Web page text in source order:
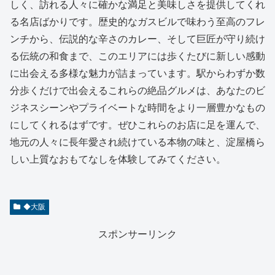
しく、訪れる人々に確かな満足と美味しさを提供してくれ
る名店ばかりです。歴史的なガスビルで味わう至高のフレ
ンチから、伝説的な辛さのカレー、そして巨匠が守り続け
る伝統の和食まで、このエリアには歩くたびに新しい感動
に出会える多様な魅力が詰まっています。駅からわずか数
分歩くだけで出会えるこれらの絶品グルメは、あなたのビ
ジネスシーンやプライベートな時間をより一層豊かなもの
にしてくれるはずです。ぜひこれらのお店に足を運んで、
地元の人々に長年愛され続けている本物の味と、淀屋橋ら
しい上質なおもてなしを体験してみてください。
◆大阪
スポンサーリンク